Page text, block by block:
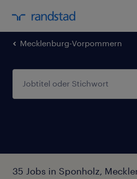
Mecklenburg-Vorpommern
35 Jobs in Sponholz,